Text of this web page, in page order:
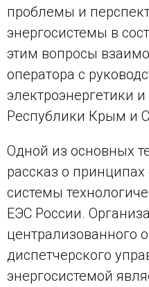
проблемы и
энергосистемы в
этим вопросы
оператора с
электроэнергетики
Республики Крым и
Одной из основных
рассказ о
системы
ЕЭС России.
централизованного
диспетчерского
энергосистемой